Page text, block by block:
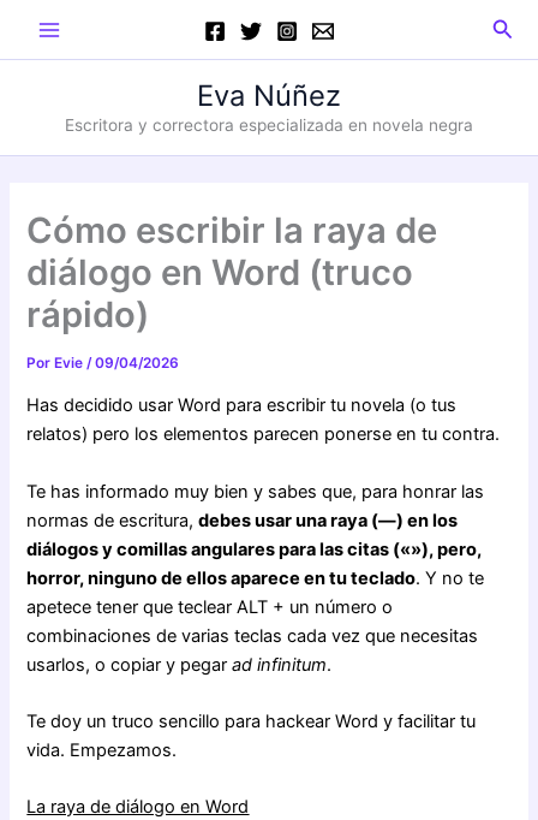
Main
Menu
Eva Núñez
Escritora y correctora especializada en novela negra
Cómo escribir la raya de
diálogo en Word (truco
rápido)
PorEvie /09/04/2026
Has decidido usar Word para escribir tu novela (o tus
relatos) pero los elementos parecen ponerse en tu contra.
Te has informado muy bien y sabes que, para honrar las
normas de escritura,debes usar una raya (—) en los
diálogos y comillas angulares para las citas («»), pero,
horror, ninguno de ellos aparece en tu teclado. Y no te
apetece tener que teclear ALT + un número o
combinaciones de varias teclas cada vez que necesitas
usarlos, o copiar y pegarad infinitum.
Te doy un truco sencillo para hackear Word y facilitar tu
vida. Empezamos.
La raya de diálogo en Word